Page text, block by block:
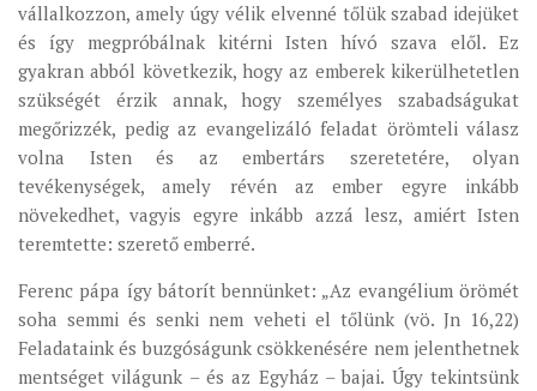
vállalkozzon, amely úgy vélik elvenné tőlük szabad idejüket
és így megpróbálnak kitérni Isten hívó szava elől. Ez
gyakran abból következik, hogy az emberek kikerülhetetlen
szükségét érzik annak, hogy személyes szabadságukat
megőrizzék, pedig az evangelizáló feladat örömteli válasz
volna Isten és az embertárs szeretetére, olyan
tevékenységek, amely révén az ember egyre inkább
növekedhet, vagyis egyre inkább azzá lesz, amiért Isten
teremtette: szerető emberré.
Ferenc pápa így bátorít bennünket: „Az evangélium örömét
soha semmi és senki nem veheti el tőlünk (vö. Jn 16,22)
Feladataink és buzgóságunk csökkenésére nem jelenthetnek
mentséget világunk – és az Egyház – bajai. Úgy tekintsünk